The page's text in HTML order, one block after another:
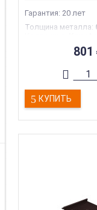
Гарантия: 20 лет
Толщина металла:
Торговая марка:
801
КУПИТЬ